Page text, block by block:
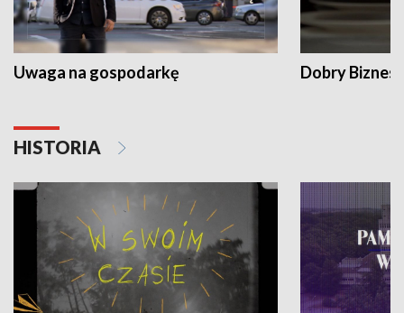
Uwaga na gospodarkę Dobry Biznes
HISTORIA